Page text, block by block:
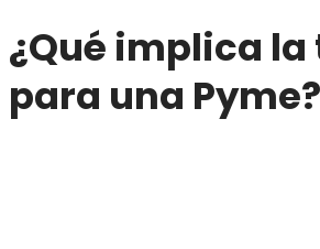
¿Qué implica
para una Pyme?